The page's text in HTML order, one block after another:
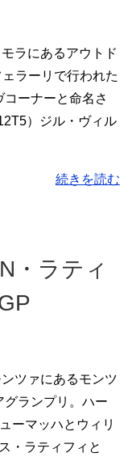
ラにあるアウトド
ラーリで行われた
ーナーと命名さ
）ジル・ヴィル
続きを読む
・ラティ
ツァにあるモンツ
グランプリ。ハー
ーマッハとウィリ
・ラティフィと